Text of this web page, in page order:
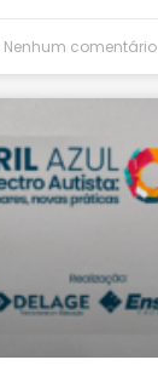
Nenhum comentário